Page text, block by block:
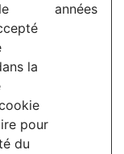
la
pour
du
années